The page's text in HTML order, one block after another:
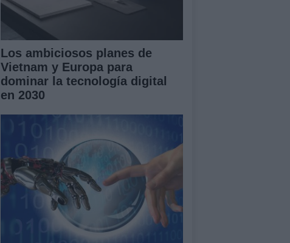
Los ambiciosos planes de
Vietnam y Europa para
dominar la tecnología digital
en 2030